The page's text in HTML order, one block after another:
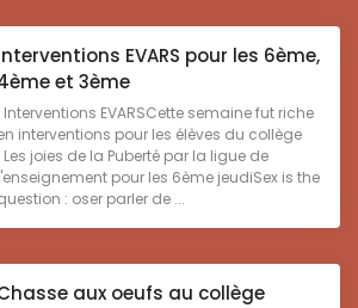
EVARS pour les 6ème,
et 3ème
Interventions EVARSCette semaine fut riche
interventions pour les élèves du collège
Les joies de la Puberté par la ligue de
pour les 6ème jeudiSex is the
: oser parler de ...
aux oeufs au collège